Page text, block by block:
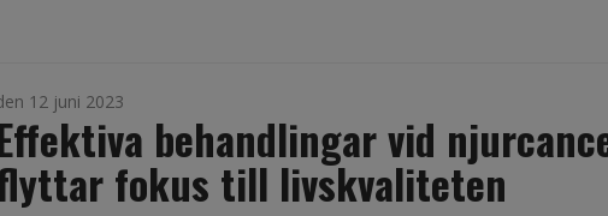
12 juni 2023
behandlingar vid
fokus till livskvaliteten